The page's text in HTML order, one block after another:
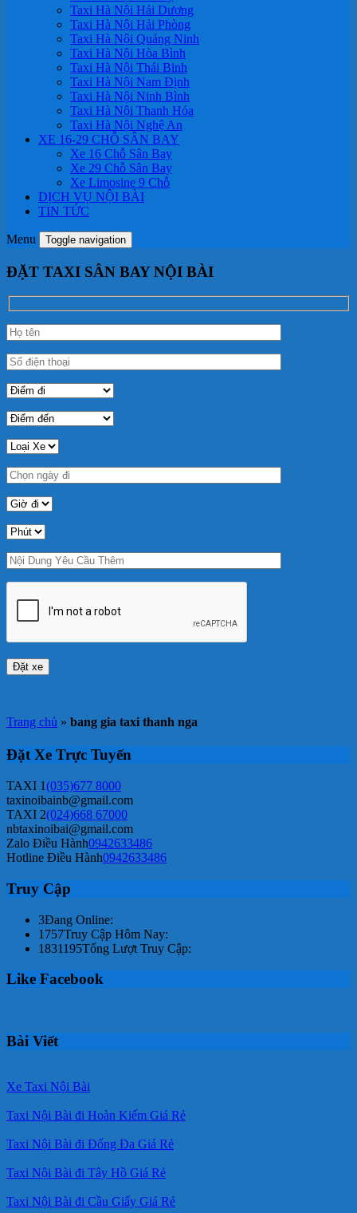
Taxi Hà Nội Hải Dương
Taxi Hà Nội Hải Phòng
Taxi Hà Nội Quảng Ninh
Taxi Hà Nội Hòa Bình
Taxi Hà Nội Thái Binh
Taxi Hà Nội Nam Định
Taxi Hà Nội Ninh Bình
Taxi Hà Nội Thanh Hóa
Taxi Hà Nội Nghệ An
XE 16-29 CHỖ SÂN BAY
Xe 16 Chỗ Sân Bay
Xe 29 Chỗ Sân Bay
Xe Limosine 9 Chỗ
DỊCH VỤ NỘI BÀI
TIN TỨC
Menu Toggle navigation
ĐẶT TAXI SÂN BAY NỘI BÀI
Trang chủ » bang gia taxi thanh nga
Đặt Xe Trực Tuyến
TAXI 1(035)677 8000
taxinoibainb@gmail.com
TAXI 2(024)668 67000
nbtaxinoibai@gmail.com
Zalo Điều Hành0942633486
Hotline Điều Hành0942633486
Truy Cập
3Đang Online:
1757Truy Cập Hôm Nay:
1831195Tổng Lượt Truy Cập:
Like Facebook
Bài Viết
Xe Taxi Nội Bài
Taxi Nội Bài đi Hoàn Kiếm Giá Rẻ
Taxi Nội Bài đi Đống Đa Giá Rẻ
Taxi Nội Bài đi Tây Hồ Giá Rẻ
Taxi Nội Bài đi Cầu Giấy Giá Rẻ